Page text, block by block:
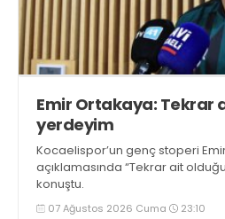
Emir Ortakaya: Tekrar
yerdeyim
Kocaelispor’un genç stoperi
açıklamasında “Tekrar ait
konuştu.
07 Ağustos 2026 Cuma 23:10